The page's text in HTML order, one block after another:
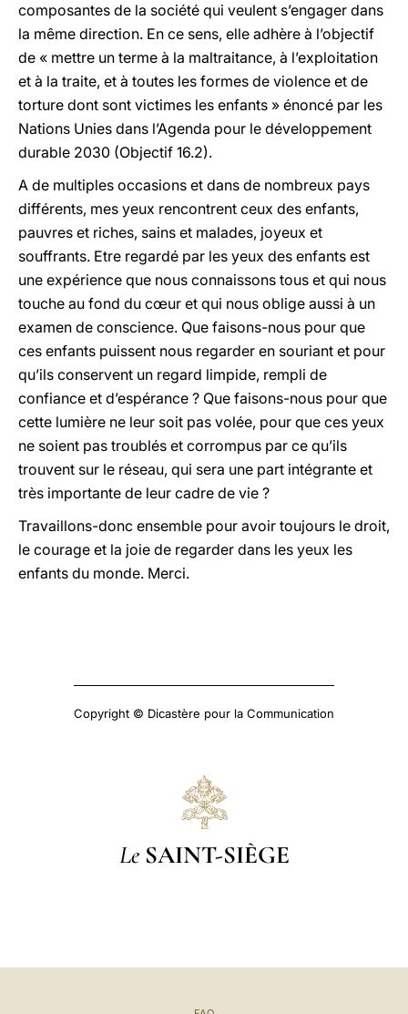
composantes de la société qui veulent s’engager dans
la même direction. En ce sens, elle adhère à l’objectif
de « mettre un terme à la maltraitance, à l’exploitation
et à la traite, et à toutes les formes de violence et de
torture dont sont victimes les enfants » énoncé par les
Nations Unies dans l’Agenda pour le développement
durable 2030 (Objectif 16.2).
A de multiples occasions et dans de nombreux pays
différents, mes yeux rencontrent ceux des enfants,
pauvres et riches, sains et malades, joyeux et
souffrants. Etre regardé par les yeux des enfants est
une expérience que nous connaissons tous et qui nous
touche au fond du cœur et qui nous oblige aussi à un
examen de conscience. Que faisons-nous pour que
ces enfants puissent nous regarder en souriant et pour
qu’ils conservent un regard limpide, rempli de
confiance et d’espérance ? Que faisons-nous pour que
cette lumière ne leur soit pas volée, pour que ces yeux
ne soient pas troublés et corrompus par ce qu’ils
trouvent sur le réseau, qui sera une part intégrante et
très importante de leur cadre de vie ?
Travaillons-donc ensemble pour avoir toujours le droit,
le courage et la joie de regarder dans les yeux les
enfants du monde. Merci.
Copyright © Dicastère pour la Communication
Le SAINT-SIÈGE